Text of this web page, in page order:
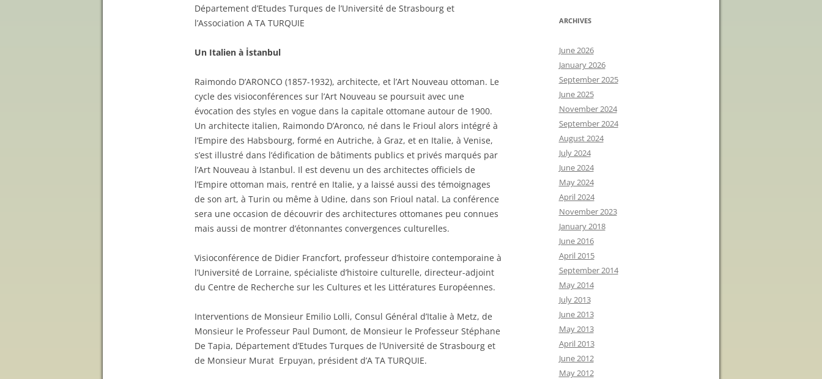
Département d’Etudes Turques de l’Université de Strasbourg et
l’Association A TA TURQUIE
Un Italien à İstanbul
Raimondo D’ARONCO (1857-1932), architecte, et l’Art Nouveau ottoman. Le
cycle des visioconférences sur l’Art Nouveau se poursuit avec une
évocation des styles en vogue dans la capitale ottomane autour de 1900.
Un architecte italien, Raimondo D’Aronco, né dans le Frioul alors intégré à
l’Empire des Habsbourg, formé en Autriche, à Graz, et en Italie, à Venise,
s’est illustré dans l’édification de bâtiments publics et privés marqués par
l’Art Nouveau à Istanbul. Il est devenu un des architectes officiels de
l’Empire ottoman mais, rentré en Italie, y a laissé aussi des témoignages
de son art, à Turin ou même à Udine, dans son Frioul natal. La conférence
sera une occasion de découvrir des architectures ottomanes peu connues
mais aussi de montrer d’étonnantes convergences culturelles.
Visioconférence de Didier Francfort, professeur d’histoire contemporaine à
l’Université de Lorraine, spécialiste d’histoire culturelle, directeur-adjoint
du Centre de Recherche sur les Cultures et les Littératures Européennes.
Interventions de Monsieur Emilio Lolli, Consul Général d’Italie à Metz, de
Monsieur le Professeur Paul Dumont, de Monsieur le Professeur Stéphane
De Tapia, Département d’Etudes Turques de l’Université de Strasbourg et
de Monsieur Murat Erpuyan, président d’A TA TURQUIE.
ARCHIVES
June 2026
January 2026
September 2025
June 2025
November 2024
September 2024
August 2024
July 2024
June 2024
May 2024
April 2024
November 2023
January 2018
June 2016
April 2015
September 2014
May 2014
July 2013
June 2013
May 2013
April 2013
June 2012
May 2012